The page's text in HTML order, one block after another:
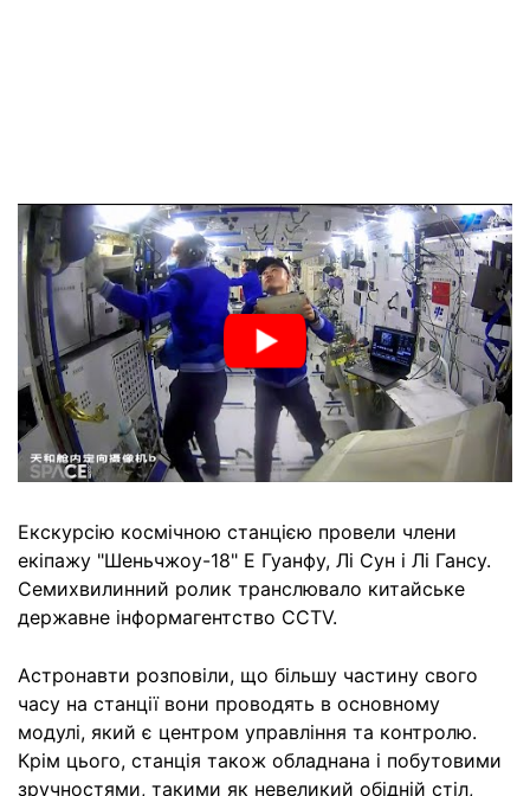
Екскурсію космічною станцією провели члени
екіпажу "Шеньчжоу-18" Е Гуанфу, Лі Сун і Лі Гансу.
Семихвилинний ролик транслювало китайське
державне інформагентство CCTV.
Астронавти розповіли, що більшу частину свого
часу на станції вони проводять в основному
модулі, який є центром управління та контролю.
Крім цього, станція також обладнана і побутовими
зручностями, такими як невеликий обідній стіл,